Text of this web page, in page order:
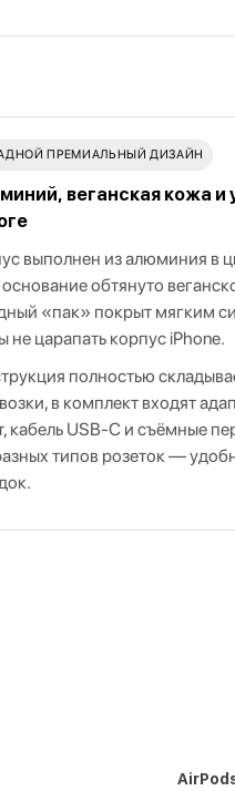
ПРЕМИАЛЬНЫЙ ДИЗАЙН
веганская кожа и
выполнен из алюминия в
основание обтянуто
«пак» покрыт мягким
не царапать корпус iPhone.
полностью
в комплект входят
кабель USB‑C и съёмные
типов розеток —